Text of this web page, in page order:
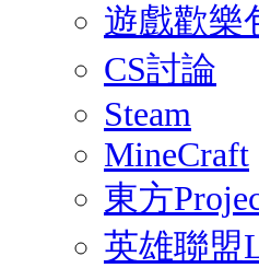
遊戲歡樂
CS討論
Steam
MineCraft
東方
英雄聯盟